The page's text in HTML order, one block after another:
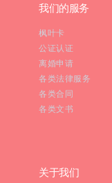
我们的服务
枫叶卡
公证认证
离婚申请
各类法律服务
各类合同
各类文书
关于我们